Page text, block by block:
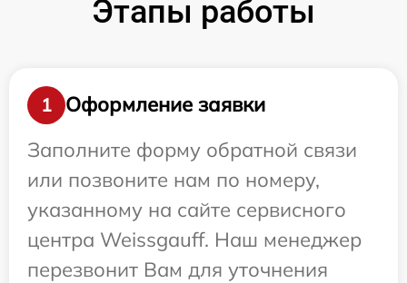
Этапы работы
1
Оформление заявки
Заполните форму обратной связи
или позвоните нам по номеру,
указанному на сайте сервисного
центра Weissgauff. Наш менеджер
перезвонит Вам для уточнения